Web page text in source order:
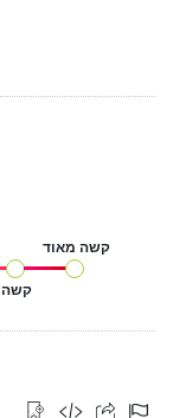
קשה
קשה מאוד